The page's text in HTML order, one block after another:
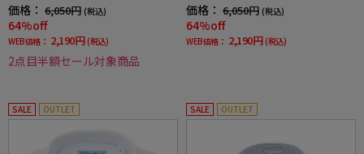
価格： 6,050円 (税込)
64%off
WEB価格： 2,190円 (税込)
2点目半額セール対象商品
価格： 6,050円 (税込)
64%off
WEB価格： 2,190円 (税込)
SALE OUTLET SALE OUTLET